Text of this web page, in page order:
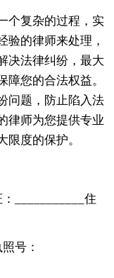
个复杂的过程，实
验的律师来处理，
决法律纠纷，最大
障您的合法权益。
问题，防止陷入法
律师为您提供专业
度的保护。
___________住
号：